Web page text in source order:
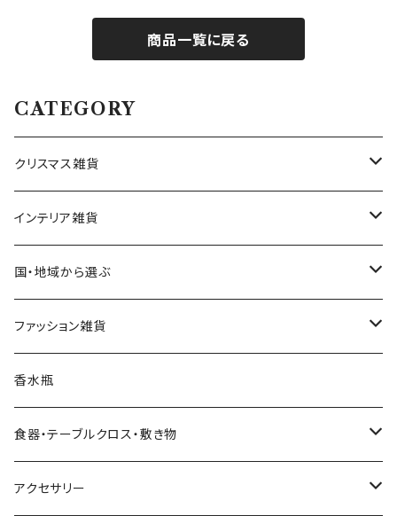
商品一覧に戻る
CATEGORY
クリスマス雑貨
ハワイアンクリスマス雑貨
クリスマスツリー
ヌードツリー（飾りなし）
そのまま飾れるツリー
クリスマスオーナメント・飾り
くるみ割り人形オーナメント
不思議の国のアリスオーナメント
クリスマスオブジェ・置物
スノードーム
スノードーム（LEDライト付き）
クリスマスリース
クリスマスミュージックオブジェ（音楽付きオブジェ）
インテリア雑貨
置物・オブジェ
小物入れ・小物置き
スマホスタンド
ウォールアート（壁飾り）
ジュエリースタンド
国・地域から選ぶ
イタリア
チェコ
オランダ
ハワイ
ファッション雑貨
ピアス
腕時計
バッグ
香水瓶
食器・テーブルクロス・敷き物
カップ・ソーサー
アクセサリー